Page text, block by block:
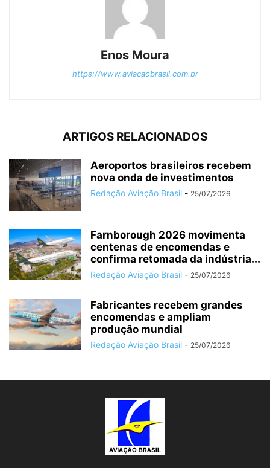
Enos Moura
https://www.aviacaobrasil.com.br
ARTIGOS RELACIONADOS
Aeroportos brasileiros recebem
nova onda de investimentos
Redação Aviação Brasil - 25/07/2026
Farnborough 2026 movimenta
centenas de encomendas e
confirma retomada da indústria...
Redação Aviação Brasil - 25/07/2026
Fabricantes recebem grandes
encomendas e ampliam
produção mundial
Redação Aviação Brasil - 25/07/2026